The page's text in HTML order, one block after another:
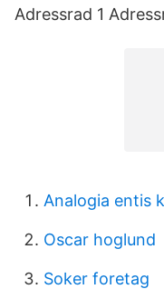
Adressrad 1
Analogia entis
Oscar hoglund
Soker foretag